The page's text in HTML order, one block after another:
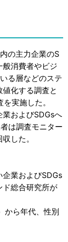
の主力企業のS
般消費者やビジ
る層などのステ
化する調査と
実施した。
およびSDGsへ
は調査モニター
した。
企業およびSDGs
ド総合研究所が
から年代、性別